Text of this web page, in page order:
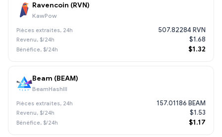
Ravencoin (RVN)
KawPow
507.82284 RVN
$1.68
$1.32
Beam (BEAM)
BeamHashIII
157.01186 BEAM
$1.53
$1.17